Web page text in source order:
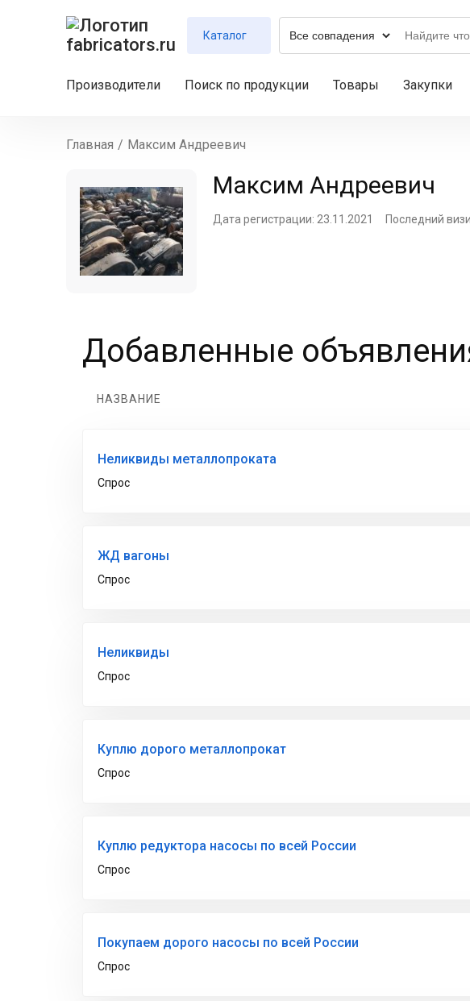
Каталог
Производители Поиск по продукции Товары Закупки
Главная / Максим Андреевич
Максим Андреевич
Дата регистрации: 23.11.2021 Последний
Добавленные
НАЗВАНИЕ
Неликвиды металлопроката
Спрос
ЖД вагоны
Спрос
Неликвиды
Спрос
Куплю дорого металлопрокат
Спрос
Куплю редуктора насосы по всей России
Спрос
Покупаем дорого насосы по всей России
Спрос